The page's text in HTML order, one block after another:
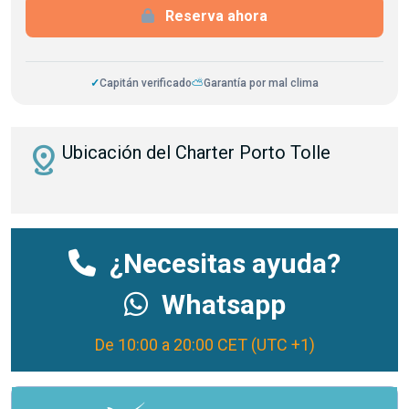
Reserva ahora
✓Capitán verificado⛅Garantía por mal clima
distance Ubicación del Charter Porto Tolle
¿Necesitas ayuda?
Whatsapp
De 10:00 a 20:00 CET (UTC +1)